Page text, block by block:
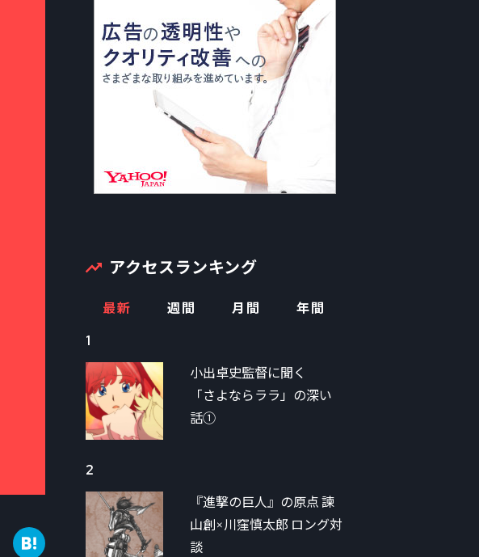
Line
アクセスランキング
最新 週間 月間
年間
1
小出卓史監督に聞く
「さよならララ」の深い
話①
2
『進撃の巨人』の原点 諫
山創×川窪慎太郎 ロング対
談